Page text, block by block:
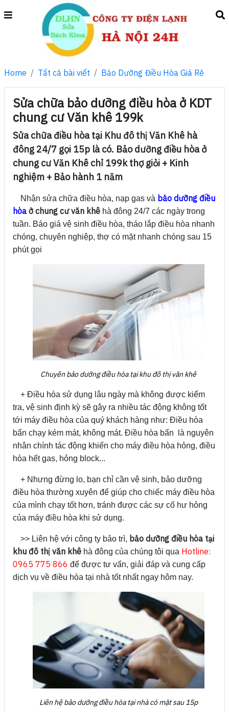
Home Tất cả bài viết Bảo Dưỡng Điều Hòa Giá Rẻ
Sửa chữa bảo dưỡng điều hòa ở KDT
chung cư Văn khê 199k
Sửa chữa điều hòa tại Khu đô thị Văn Khê hà
đông 24/7 gọi 15p là có. Bảo dưỡng điều hòa ở
chung cư Văn Khê chỉ 199k thợ giỏi + Kinh
nghiệm + Bảo hành 1 năm
Nhận sửa chữa điều hòa, nạp gas và bảo dưỡng điều
hòa ở chung cư văn khê hà đông 24/7 các ngày trong
tuần. Báo giá vệ sinh điều hòa, tháo lắp điều hòa nhanh
chóng, chuyên nghiệp, thợ có mặt nhanh chóng sau 15
phút gọi
Chuyên bảo dưỡng điều hòa tại khu đô thị văn khê
+ Điều hòa sử dụng lâu ngày mà không được kiểm
tra, vệ sinh định kỳ sẽ gây ra nhiều tác động không tốt
tới máy điều hòa của quý khách hàng như: Điều hòa
bẩn chạy kém mát, không mát. Điều hòa bẩn là nguyên
nhân chính tác động khiến cho máy điều hòa hỏng, điều
hòa hết gas, hỏng block...
+ Nhưng đừng lo, bạn chỉ cần vệ sinh, bảo dưỡng
điều hòa thường xuyên để giúp cho chiếc máy điều hòa
của mình chạy tốt hơn, tránh được các sự cố hư hỏng
của máy điều hòa khi sử dụng.
>> Liên hệ với công ty bảo trì, bảo dưỡng điều hòa tại
khu đô thị văn khê hà đông của chúng tôi qua Hotline:
0965 775 866 để được tư vấn, giải đáp và cung cấp
dịch vụ về điều hòa tại nhà tốt nhất ngay hôm nay.
Liên hệ bảo dưỡng điều hòa tại nhà có mặt sau 15p